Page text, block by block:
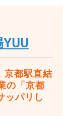
YUU
京都駅直結
の「京都
ッパリし